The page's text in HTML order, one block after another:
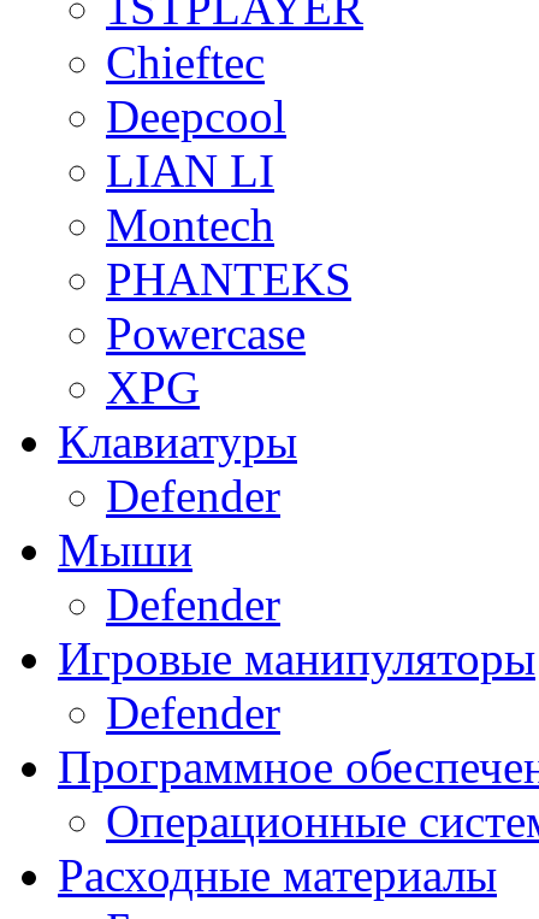
Chieftec
Deepcool
LIAN LI
Montech
PHANTEKS
Powercase
XPG
Клавиатуры
Defender
Мыши
Defender
Игровые манипуляторы
Defender
Программное
Операционные
Расходные материалы